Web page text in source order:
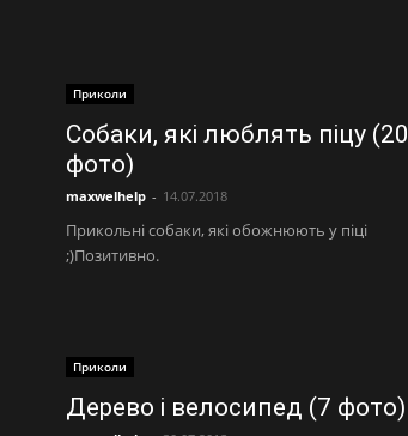
Приколи
Собаки, які люблять піцу (20
фото)
maxwelhelp - 14.07.2018
Прикольні собаки, які обожнюють у піці
;)Позитивно.
Приколи
Дерево і велосипед (7 фото)